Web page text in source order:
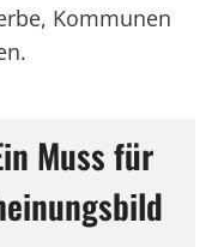
Kommunen
Muss für